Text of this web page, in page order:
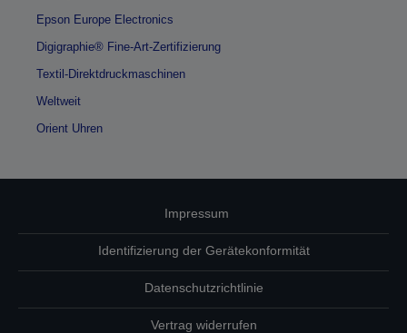
Epson Europe Electronics
Digigraphie® Fine-Art-Zertifizierung
Textil-Direktdruckmaschinen
Weltweit
Orient Uhren
Impressum
Identifizierung der Gerätekonformität
Datenschutzrichtlinie
Vertrag widerrufen